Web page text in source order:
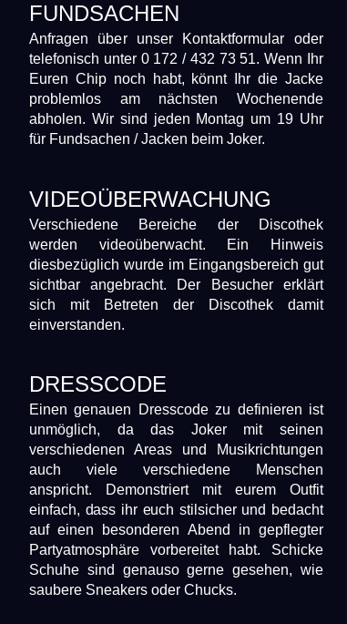
FUNDSACHEN
Anfragen über unser Kontaktformular oder
telefonisch unter 0 172 / 432 73 51. Wenn Ihr
Euren Chip noch habt, könnt Ihr die Jacke
problemlos am nächsten Wochenende
abholen. Wir sind jeden Montag um 19 Uhr
für Fundsachen / Jacken beim Joker.
VIDEOÜBERWACHUNG
Verschiedene Bereiche der Discothek
werden videoüberwacht. Ein Hinweis
diesbezüglich wurde im Eingangsbereich gut
sichtbar angebracht. Der Besucher erklärt
sich mit Betreten der Discothek damit
einverstanden.
DRESSCODE
Einen genauen Dresscode zu definieren ist
unmöglich, da das Joker mit seinen
verschiedenen Areas und Musikrichtungen
auch viele verschiedene Menschen
anspricht. Demonstriert mit eurem Outfit
einfach, dass ihr euch stilsicher und bedacht
auf einen besonderen Abend in gepflegter
Partyatmosphäre vorbereitet habt. Schicke
Schuhe sind genauso gerne gesehen, wie
saubere Sneakers oder Chucks.